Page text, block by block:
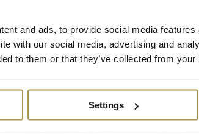
and ads, to provide social media
with our social media, advertising and
to them or that they’ve collected from
Settings